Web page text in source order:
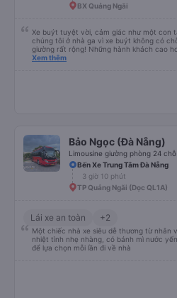
BX Quảng Ngãi
Xe buýt tuyệt vời, cảm giác như một con
chúng tôi ở nhà ga vì xe buýt không có
giường rất rộng! Những hành khách cao
vẫn có đủ chỗ để gập đầu gối. Trải nghiệm
Xem thêm
Bảo Ngọc (Đà Nẵng)
Limousine giường phòng 24 chỗ
Bến Xe Trung Tâm Đà Nẵng
3 giờ 10 phút
TP Quảng Ngãi (Dọc QL1A)
Lái xe an toàn +2
Một chiếc nhà xe siêu dễ thương từ nhân
nhiệt tình nhẹ nhàng, có bánh mì nước
để lựa chọn mỗi lần đi về nhà